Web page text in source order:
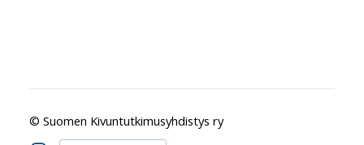
© Suomen Kivuntutkimusyhdistys ry